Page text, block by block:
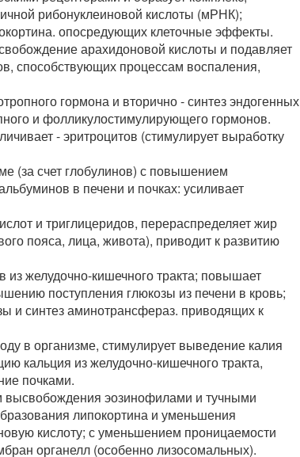
рибонуклеиновой кислоты (мРНК);
опосредующих клеточные эффекты.
арахидоновой кислоты и подавляет
способствующих процессам воспаления,
гормона и вторично - синтез эндогенных
и фолликулостимулирующего гормонов.
- эритроцитов (стимулирует выработку
(за счет глобулинов) с повышением
в печени и почках: усиливает
и триглицеридов, перераспределяет жир
пояса, лица, живота), приводит к развитию
желудочно-кишечного тракта; повышает
поступления глюкозы из печени в кровь;
и синтез аминотрансфераз. приводящих к
в организме, стимулирует выведение калия
кальция из желудочно-кишечного тракта,
почками.
высвобождения эозинофилами и тучными
липокортина и уменьшения
кислоту; с уменьшением проницаемости
органелл (особенно лизосомальных).